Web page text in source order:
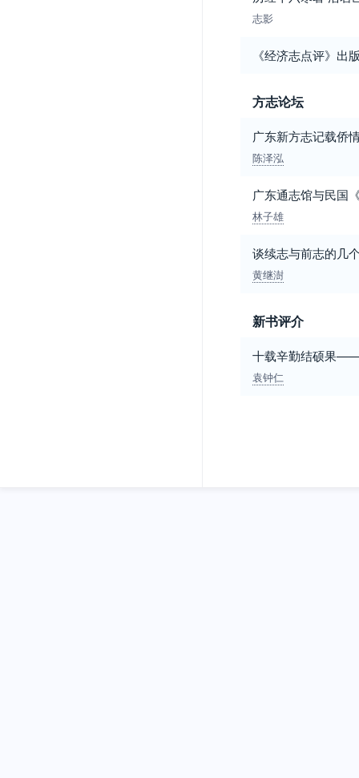
志影
《经济志点评》出
方志论坛
广东新方志记载侨
陈泽泓
广东通志馆与民国
林子雄
谈续志与前志的几
黄继澍
新书评介
十载辛勤结硕果——
袁钟仁